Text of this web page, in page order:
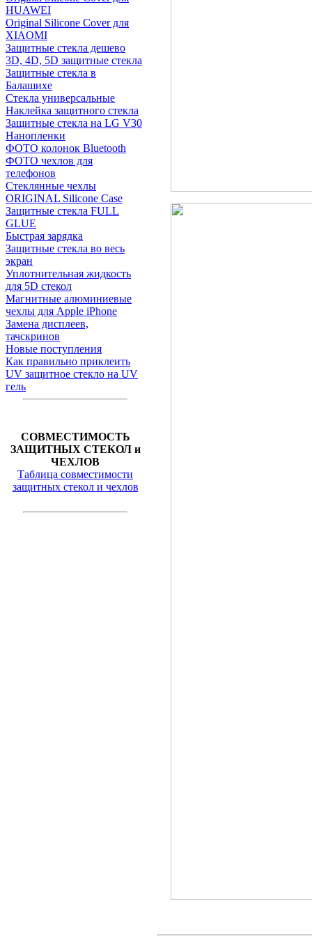
HUAWEI
Original Silicone Cover для
XIAOMI
Защитные стекла дешево
3D, 4D, 5D защитные стекла
Защитные стекла в
Балашихе
Стекла универсальные
Наклейка защитного стекла
Защитные стекла на LG V30
Нанопленки
ФОТО колонок Bluetooth
ФOTO чехлов для
телефонов
Стеклянные чехлы
ORIGINAL Silicone Case
Защитные стекла FULL
GLUE
Быстрая зарядка
Защитные стекла во весь
экран
Уплотнительная жидкость
для 5D стекол
Магнитные алюминиевые
чехлы для Apple iPhone
Замена дисплеев,
тачскринов
Новые поступления
Как правильно приклеить
UV защитное стекло на UV
гель
СОВМЕСТИМОСТЬ
ЗАЩИТНЫХ СТЕКОЛ и
ЧЕХЛОВ
Таблица совместимости
защитных стекол и чехлов